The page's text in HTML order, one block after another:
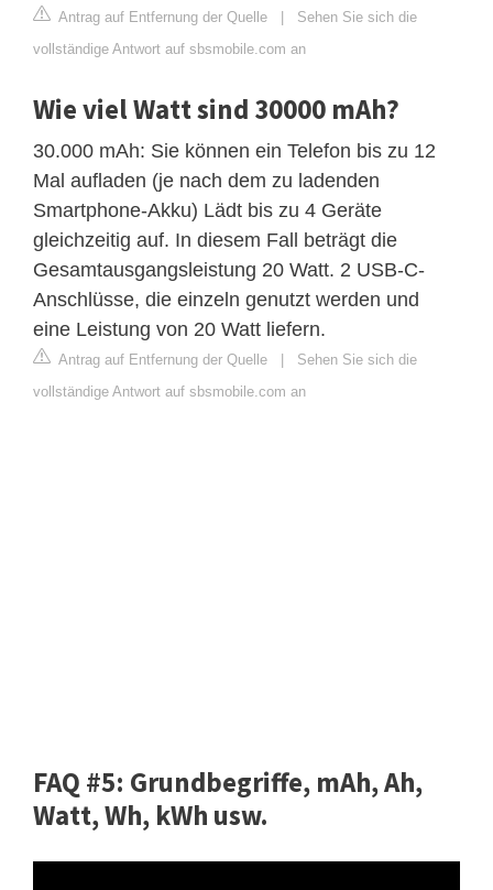
Antrag auf Entfernung der Quelle
Sehen Sie sich die
vollständige Antwort auf sbsmobile.com an
Wie viel Watt sind 30000 mAh?
30.000 mAh: Sie können ein Telefon bis zu 12
Mal aufladen (je nach dem zu ladenden
Smartphone-Akku) Lädt bis zu 4 Geräte
gleichzeitig auf. In diesem Fall beträgt die
Gesamtausgangsleistung 20 Watt. 2 USB-C-
Anschlüsse, die einzeln genutzt werden und
eine Leistung von 20 Watt liefern.
Antrag auf Entfernung der Quelle
Sehen Sie sich die
vollständige Antwort auf sbsmobile.com an
FAQ #5: Grundbegriffe, mAh, Ah,
Watt, Wh, kWh usw.